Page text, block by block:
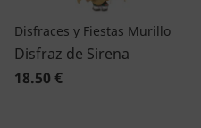
Disfraces y Fiestas Murillo
Disfraz de Sirena
18.50 €